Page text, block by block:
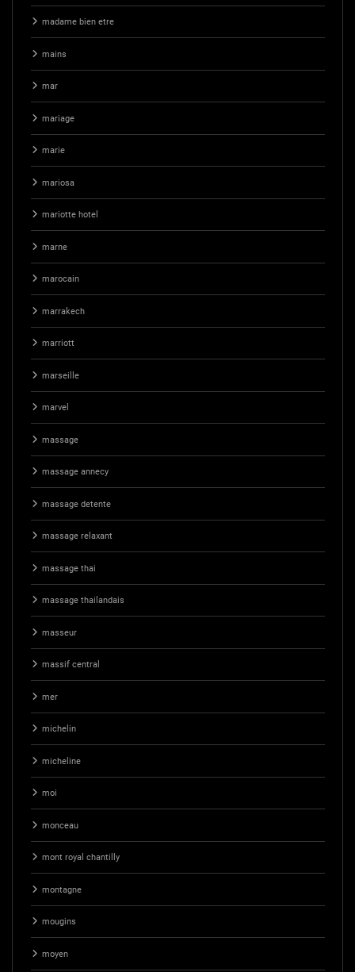
madame bien etre
mains
mar
mariage
marie
mariosa
mariotte hotel
marne
marocain
marrakech
marriott
marseille
marvel
massage
massage annecy
massage detente
massage relaxant
massage thai
massage thailandais
masseur
massif central
mer
michelin
micheline
moi
monceau
mont royal chantilly
montagne
mougins
moyen